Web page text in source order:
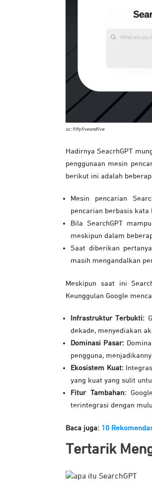
sc: fiftyfiveandfive
Hadirnya SeacrhGPT
penggunaan mesin
berikut ini adalah
Mesin pencarian
pencarian berbasis kata
Bila SearchGPT
meskipun dalam
Saat diberikan
masih mengandalkan
Meskipun saat ini
Keunggulan Google
Infrastruktur Terbukti:
dekade, menyediakan
Dominasi Pasar:
pengguna,
Ekosistem Kuat:
yang kuat yang sulit
Fitur Tambahan:
terintegrasi dengan
Baca juga: 10
Tertarik